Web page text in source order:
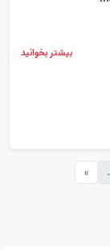
بیشتر بخوانید
»